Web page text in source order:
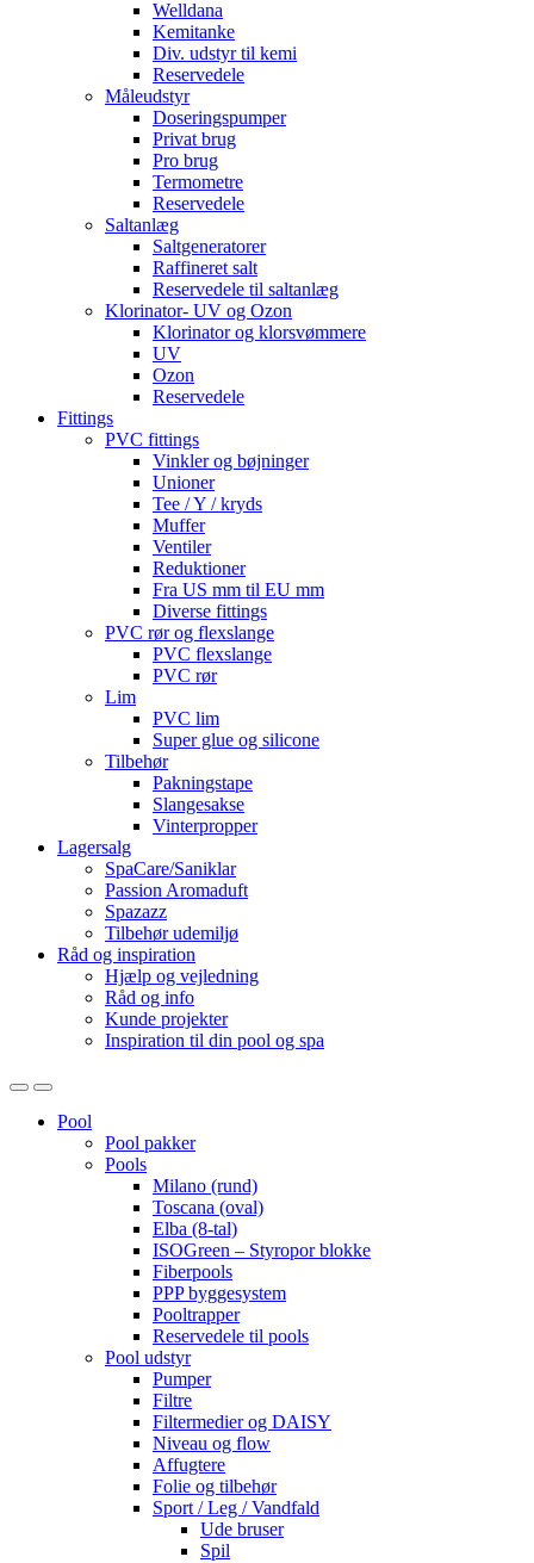
Welldana
Kemitanke
Div. udstyr til kemi
Reservedele
Måleudstyr
Doseringspumper
Privat brug
Pro brug
Termometre
Reservedele
Saltanlæg
Saltgeneratorer
Raffineret salt
Reservedele til saltanlæg
Klorinator- UV og Ozon
Klorinator og klorsvømmere
UV
Ozon
Reservedele
Fittings
PVC fittings
Vinkler og bøjninger
Unioner
Tee / Y / kryds
Muffer
Ventiler
Reduktioner
Fra US mm til EU mm
Diverse fittings
PVC rør og flexslange
PVC flexslange
PVC rør
Lim
PVC lim
Super glue og silicone
Tilbehør
Pakningstape
Slangesakse
Vinterpropper
Lagersalg
SpaCare/Saniklar
Passion Aromaduft
Spazazz
Tilbehør udemiljø
Råd og inspiration
Hjælp og vejledning
Råd og info
Kunde projekter
Inspiration til din pool og spa
OpenClose
Pool
Pool pakker
Pools
Milano (rund)
Toscana (oval)
Elba (8-tal)
ISOGreen – Styropor blokke
Fiberpools
PPP byggesystem
Pooltrapper
Reservedele til pools
Pool udstyr
Pumper
Filtre
Filtermedier og DAISY
Niveau og flow
Affugtere
Folie og tilbehør
Sport / Leg / Vandfald
Ude bruser
Spil